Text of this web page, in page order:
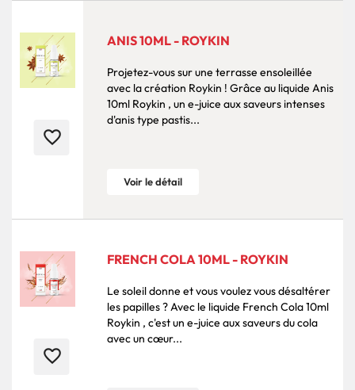
favorite_border
ANIS 10ML - ROYKIN
Projetez-vous sur une terrasse ensoleillée
avec la création Roykin ! Grâce au liquide Anis
10ml Roykin , un e-juice aux saveurs intenses
d'anis type pastis...
Voir le détail
favorite_border
FRENCH COLA 10ML - ROYKIN
Le soleil donne et vous voulez vous désaltérer
les papilles ? Avec le liquide French Cola 10ml
Roykin , c'est un e-juice aux saveurs du cola
avec un cœur...